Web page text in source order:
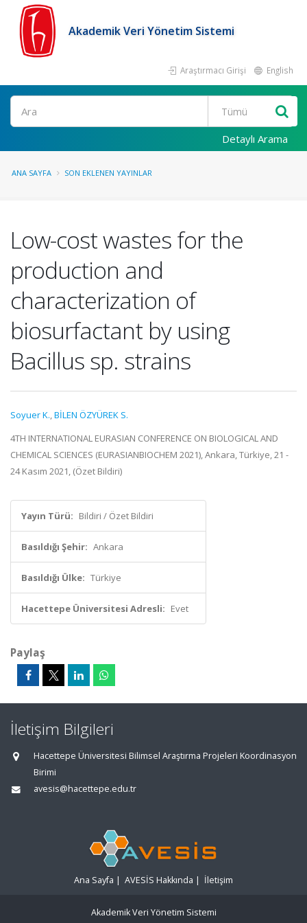
Akademik Veri Yönetim Sistemi
Araştırmacı Girişi English
Ara
Detaylı Arama
ANA SAYFA SON EKLENEN YAYINLAR
Low-cost wastes for the
production and
characterization of
biosurfactant by using
Bacillus sp. strains
Soyuer K.,BİLEN ÖZYÜREK S.
4TH INTERNATIONAL EURASIAN CONFERENCE ON BIOLOGICAL AND
CHEMICAL SCIENCES (EURASIANBIOCHEM 2021), Ankara, Türkiye, 21 -
24 Kasım 2021, (Özet Bildiri)
Yayın Türü: Bildiri / Özet Bildiri
Basıldığı Şehir: Ankara
Basıldığı Ülke: Türkiye
Hacettepe Üniversitesi Adresli: Evet
Paylaş
İletişim Bilgileri
Hacettepe Üniversitesi Bilimsel Araştırma Projeleri Koordinasyon
Birimi
avesis@hacettepe.edu.tr
Ana Sayfa | AVESİS Hakkında | İletişim
Akademik Veri Yönetim Sistemi